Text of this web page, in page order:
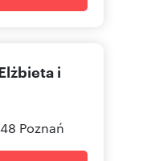
i
Poznań